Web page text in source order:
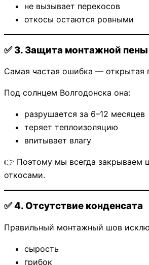
не вызывает перекосов
откосы остаются ровными
✅ 3. Защита монтажной пены
Самая частая ошибка — открытая
Под солнцем Волгодонска она:
разрушается за 6–12 месяцев
теряет теплоизоляцию
впитывает влагу
👉 Поэтому мы всегда закрываем
откосами.
✅ 4. Отсутствие конденсата
Правильный монтажный шов
сырость
грибок